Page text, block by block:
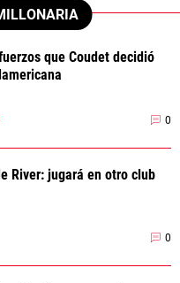
que Coudet decidió
0
River: jugará en otro club
0